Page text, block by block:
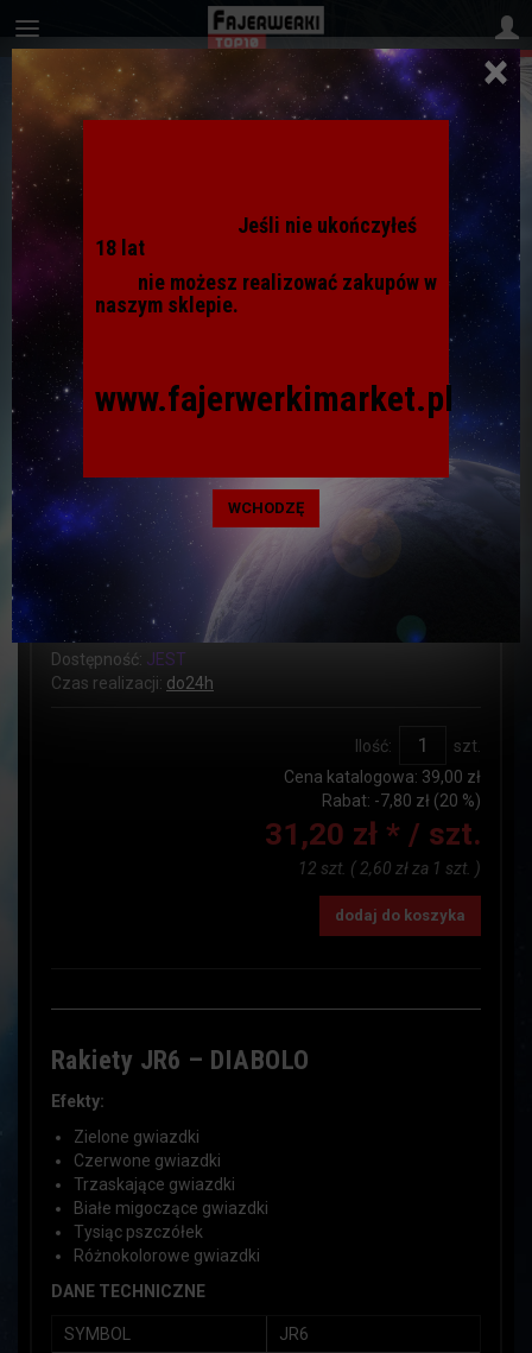
×
Jeśli nie ukończyłeś
18 lat
nie możesz realizować zakupów w
naszym sklepie.
www.fajerwerkimarket.pl
WCHODZĘ
JR6 RAKIETKI DIABOLO JORGE
(12sztuk)
Dodaj recenzję:
Producent:
Jorge
Kod producenta:
Dostępność: JEST
Czas realizacji: do24h
Ilość:
szt.
Cena katalogowa: 39,00 zł
Rabat: -7,80 zł (20 %)
31,20 zł * / szt.
12 szt. ( 2,60 zł za 1 szt. )
dodaj do koszyka
Rakiety JR6 – DIABOLO
Efekty:
Zielone gwiazdki
Czerwone gwiazdki
Trzaskające gwiazdki
Białe migoczące gwiazdki
Tysiąc pszczółek
Różnokolorowe gwiazdki
DANE TECHNICZNE
SYMBOL
JR6